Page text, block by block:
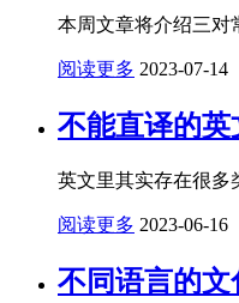
本周文章将介绍三对
阅读更多 2023-07-14
不能直译的英
英文里其实存在很多
阅读更多 2023-06-16
不同语言的文